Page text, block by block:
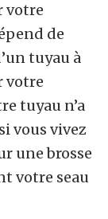
votre
de
tuyau à
votre
tuyau n’a
vous vivez
une brosse
votre seau